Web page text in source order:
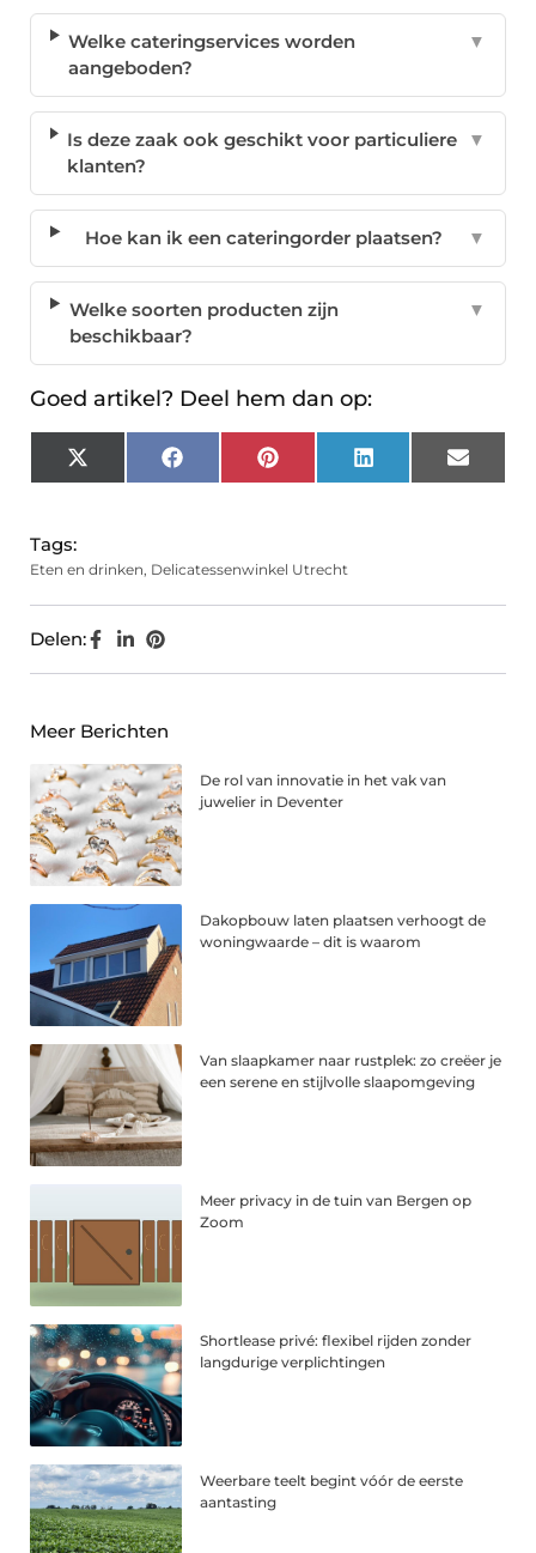
Welke cateringservices worden
aangeboden?
▼
Is deze zaak ook geschikt voor particuliere
klanten?
▼
Hoe kan ik een cateringorder plaatsen? ▼
Welke soorten producten zijn
beschikbaar?
▼
Goed artikel? Deel hem dan op:
X
(Twitter)
FacebookPinterest LinkedIn Email
Tags:
Eten en drinken, Delicatessenwinkel Utrecht
Delen:
Meer Berichten
De rol van innovatie in het vak van
juwelier in Deventer
Dakopbouw laten plaatsen verhoogt de
woningwaarde – dit is waarom
Van slaapkamer naar rustplek: zo creëer je
een serene en stijlvolle slaapomgeving
Meer privacy in de tuin van Bergen op
Zoom
Shortlease privé: flexibel rijden zonder
langdurige verplichtingen
Weerbare teelt begint vóór de eerste
aantasting